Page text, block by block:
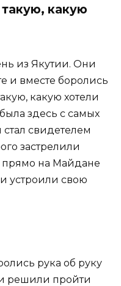
какую
из Якутии. Они
и вместе боролись
какую хотели
здесь с самых
свидетелем
застрелили
прямо на Майдане
устроили свою
рука об руку
решили пройти